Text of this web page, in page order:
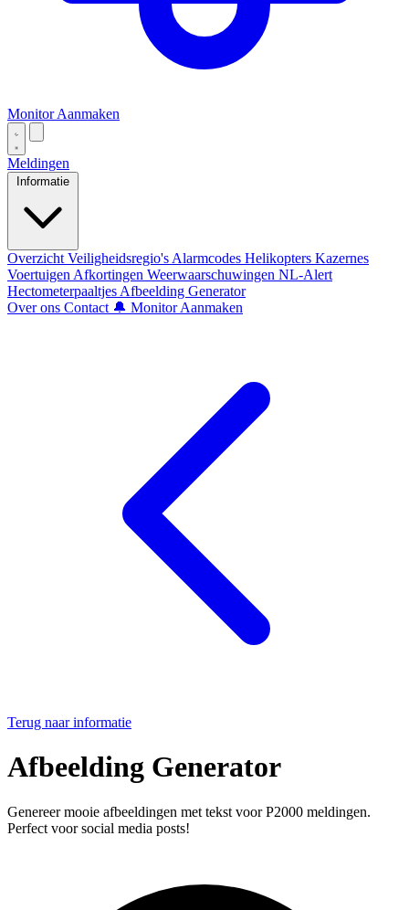
Monitor Aanmaken
Meldingen
Informatie
Overzicht Veiligheidsregio's Alarmcodes Helikopters Kazernes
Voertuigen Afkortingen Weerwaarschuwingen NL-Alert
Hectometerpaaltjes Afbeelding Generator
Over ons Contact 🔔 Monitor Aanmaken
Terug naar informatie
Afbeelding Generator
Genereer mooie afbeeldingen met tekst voor P2000 meldingen.
Perfect voor social media posts!